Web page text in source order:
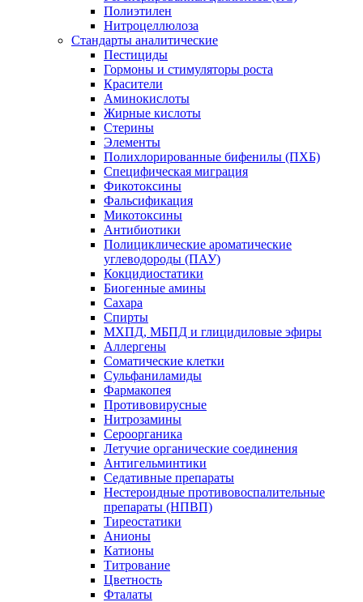
Полиэтилен
Нитроцеллюлоза
Стандарты аналитические
Пестициды
Гормоны и стимуляторы роста
Красители
Аминокислоты
Жирные кислоты
Стерины
Элементы
Полихлорированные бифенилы (ПХБ)
Специфическая миграция
Фикотоксины
Фальсификация
Микотоксины
Антибиотики
Полициклические ароматические
углеводороды (ПАУ)
Кокцидиостатики
Биогенные амины
Сахара
Спирты
МХПД, МБПД и глицидиловые эфиры
Аллергены
Соматические клетки
Сульфаниламиды
Фармакопея
Противовирусные
Нитрозамины
Сероорганика
Летучие органические соединения
Антигельминтики
Седативные препараты
Нестероидные противовоспалительные
препараты (НПВП)
Тиреостатики
Анионы
Катионы
Титрование
Цветность
Фталаты